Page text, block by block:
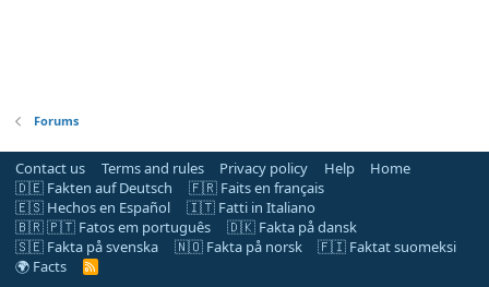
Forums
Contact us Terms and rules Privacy policy Help
Home
🇩🇪 Fakten auf Deutsch
🇫🇷 Faits en français
🇪🇸 Hechos en Español
🇮🇹 Fatti in Italiano
🇧🇷 🇵🇹 Fatos em português
🇩🇰 Fakta på dansk
🇸🇪 Fakta på svenska
🇳🇴 Fakta på norsk
🇫🇮 Faktat suomeksi
🌍 Facts
R